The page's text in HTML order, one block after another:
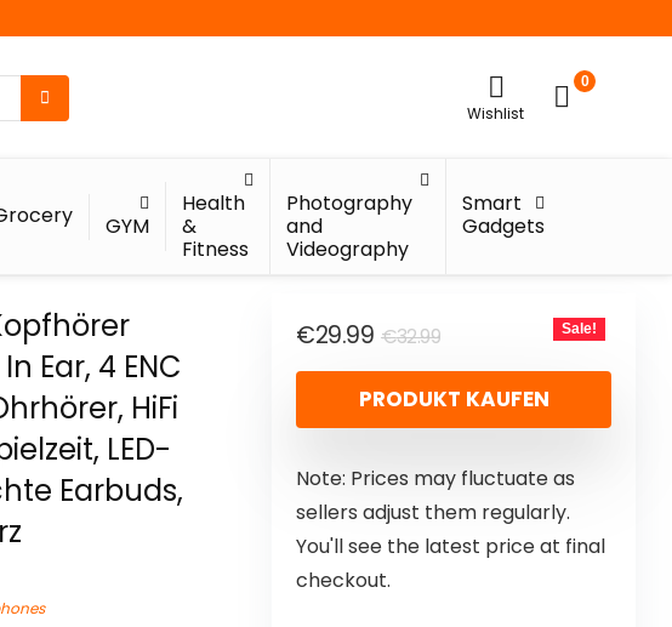
Wishlist
0
GYM
Health
&
Fitness
Photography
and
Videography
Smart
Gadgets
Ear, 4 ENC
HiFi
LED-
Earbuds,
€32.99
€29.99 Sale!
PRODUKT KAUFEN
Note: Prices may fluctuate as
sellers adjust them regularly.
You'll see the latest price at final
checkout.